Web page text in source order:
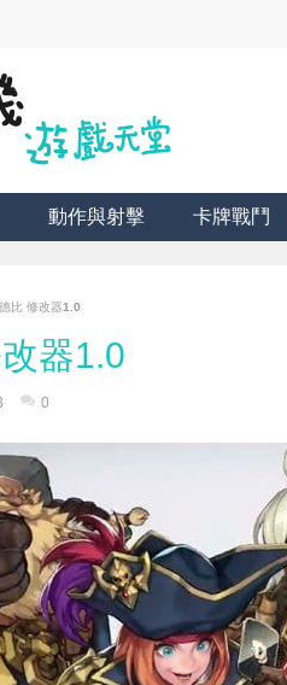
動作與射擊 卡牌戰鬥
比 修改器1.0
器1.0
0